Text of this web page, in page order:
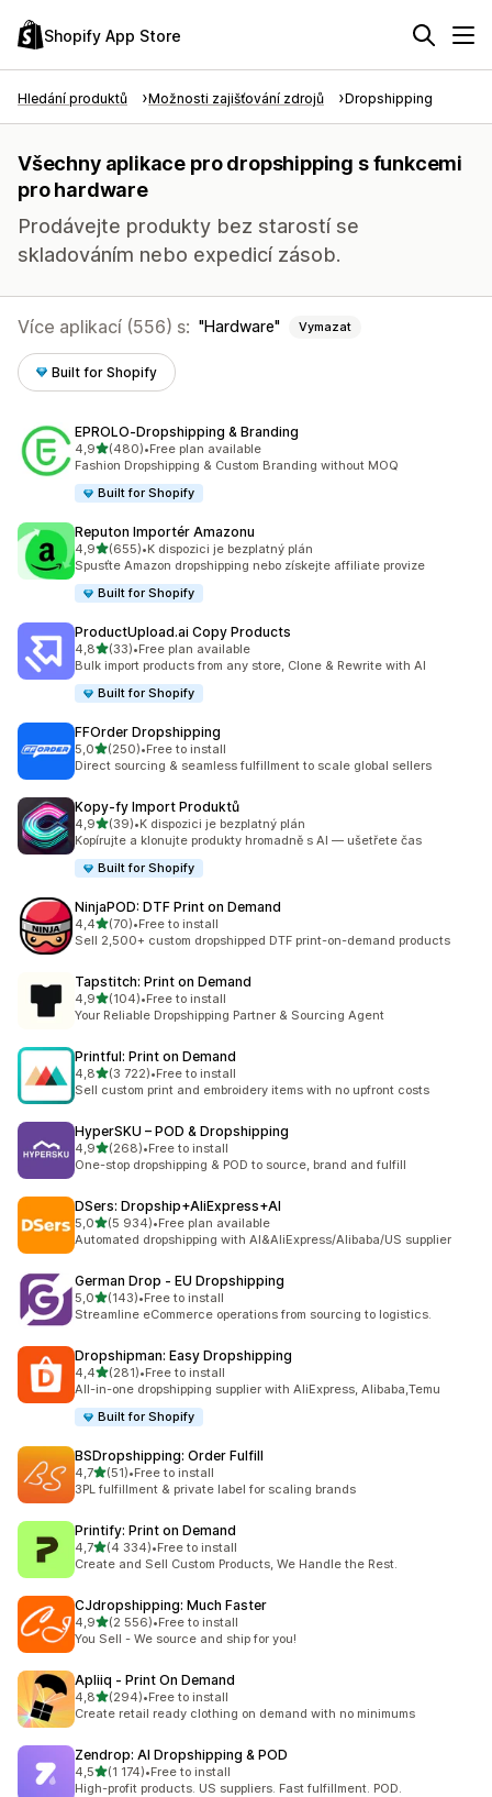
Shopify App Store
Hledání produktů Možnosti zajišťování zdrojů Dropshipping
Všechny aplikace pro dropshipping s funkcemi
pro hardware
Prodávejte produkty bez starostí se
skladováním nebo expedicí zásob.
Více aplikací (556) s: Hardware Vymazat
Built for Shopify
EPROLO‑Dropshipping & Branding
4,9z 5 hvězd
(480)
Celkový počet recenzí: 480
•Free plan available
Fashion Dropshipping & Custom Branding without MOQ
Built for Shopify
Reputon Importér Amazonu
4,9z 5 hvězd
(655)
Celkový počet recenzí: 655
•K dispozici je bezplatný plán
Spusťte Amazon dropshipping nebo získejte affiliate provize
Built for Shopify
ProductUpload.ai Copy Products
4,8z 5 hvězd
(33)
Celkový počet recenzí: 33
•Free plan available
Bulk import products from any store, Clone & Rewrite with AI
Built for Shopify
FFOrder Dropshipping
5,0z 5 hvězd
(250)
Celkový počet recenzí: 250
•Free to install
Direct sourcing & seamless fulfillment to scale global sellers
Kopy‑fy Import Produktů
4,9z 5 hvězd
(39)
Celkový počet recenzí: 39
•K dispozici je bezplatný plán
Kopírujte a klonujte produkty hromadně s AI — ušetřete čas
Built for Shopify
NinjaPOD: DTF Print on Demand
4,4z 5 hvězd
(70)
Celkový počet recenzí: 70
•Free to install
Sell 2,500+ custom dropshipped DTF print-on-demand products
Tapstitch: Print on Demand
4,9z 5 hvězd
(104)
Celkový počet recenzí: 104
•Free to install
Your Reliable Dropshipping Partner & Sourcing Agent
Printful: Print on Demand
4,8z 5 hvězd
(3 722)
Celkový počet recenzí: 3722
•Free to install
Sell custom print and embroidery items with no upfront costs
HyperSKU – POD & Dropshipping
4,9z 5 hvězd
(268)
Celkový počet recenzí: 268
•Free to install
One-stop dropshipping & POD to source, brand and fulfill
DSers: Dropship+AliExpress+AI
5,0z 5 hvězd
(5 934)
Celkový počet recenzí: 5934
•Free plan available
Automated dropshipping with AI&AliExpress/Alibaba/US supplier
German Drop ‑ EU Dropshipping
5,0z 5 hvězd
(143)
Celkový počet recenzí: 143
•Free to install
Streamline eCommerce operations from sourcing to logistics.
Dropshipman: Easy Dropshipping
4,4z 5 hvězd
(281)
Celkový počet recenzí: 281
•Free to install
All-in-one dropshipping supplier with AliExpress, Alibaba,Temu
Built for Shopify
BSDropshipping: Order Fulfill
4,7z 5 hvězd
(51)
Celkový počet recenzí: 51
•Free to install
3PL fulfillment & private label for scaling brands
Printify: Print on Demand
4,7z 5 hvězd
(4 334)
Celkový počet recenzí: 4334
•Free to install
Create and Sell Custom Products, We Handle the Rest.
CJdropshipping: Much Faster
4,9z 5 hvězd
(2 556)
Celkový počet recenzí: 2556
•Free to install
You Sell - We source and ship for you!
Apliiq ‑ Print On Demand
4,8z 5 hvězd
(294)
Celkový počet recenzí: 294
•Free to install
Create retail ready clothing on demand with no minimums
Zendrop: AI Dropshipping & POD
4,5z 5 hvězd
(1 174)
Celkový počet recenzí: 1174
•Free to install
High-profit products. US suppliers. Fast fulfillment. POD.